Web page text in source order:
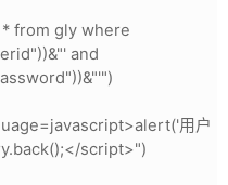
from gly where
and
用户
script>")